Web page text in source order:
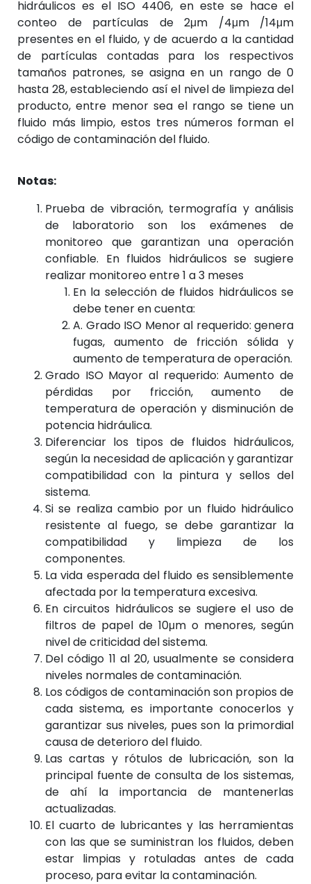
hidráulicos es el ISO 4406, en este se hace el
conteo de partículas de 2μm /4μm /14μm
presentes en el fluido, y de acuerdo a la cantidad
de partículas contadas para los respectivos
tamaños patrones, se asigna en un rango de 0
hasta 28, estableciendo así el nivel de limpieza del
producto, entre menor sea el rango se tiene un
fluido más limpio, estos tres números forman el
código de contaminación del fluido.
Notas:
Prueba de vibración, termografía y análisis
de laboratorio son los exámenes de
monitoreo que garantizan una operación
confiable. En fluidos hidráulicos se sugiere
realizar monitoreo entre 1 a 3 meses
En la selección de fluidos hidráulicos se
debe tener en cuenta:
A. Grado ISO Menor al requerido: genera
fugas, aumento de fricción sólida y
aumento de temperatura de operación.
Grado ISO Mayor al requerido: Aumento de
pérdidas por fricción, aumento de
temperatura de operación y disminución de
potencia hidráulica.
Diferenciar los tipos de fluidos hidráulicos,
según la necesidad de aplicación y garantizar
compatibilidad con la pintura y sellos del
sistema.
Si se realiza cambio por un fluido hidráulico
resistente al fuego, se debe garantizar la
compatibilidad y limpieza de los
componentes.
La vida esperada del fluido es sensiblemente
afectada por la temperatura excesiva.
En circuitos hidráulicos se sugiere el uso de
filtros de papel de 10μm o menores, según
nivel de criticidad del sistema.
Del código 11 al 20, usualmente se considera
niveles normales de contaminación.
Los códigos de contaminación son propios de
cada sistema, es importante conocerlos y
garantizar sus niveles, pues son la primordial
causa de deterioro del fluido.
Las cartas y rótulos de lubricación, son la
principal fuente de consulta de los sistemas,
de ahí la importancia de mantenerlas
actualizadas.
El cuarto de lubricantes y las herramientas
con las que se suministran los fluidos, deben
estar limpias y rotuladas antes de cada
proceso, para evitar la contaminación.